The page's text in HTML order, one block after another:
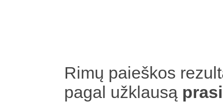
Rimų paieškos
pagal užklausą